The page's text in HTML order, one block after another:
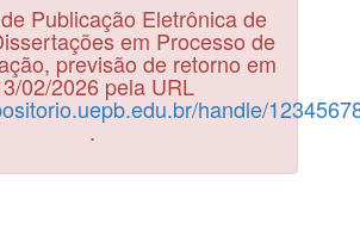
Publicação Eletrônica de
em Processo de
previsão de retorno em
02/2026 pela URL
handle/
.